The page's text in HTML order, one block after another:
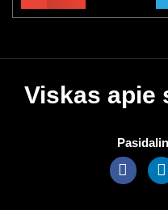
Viskas apie